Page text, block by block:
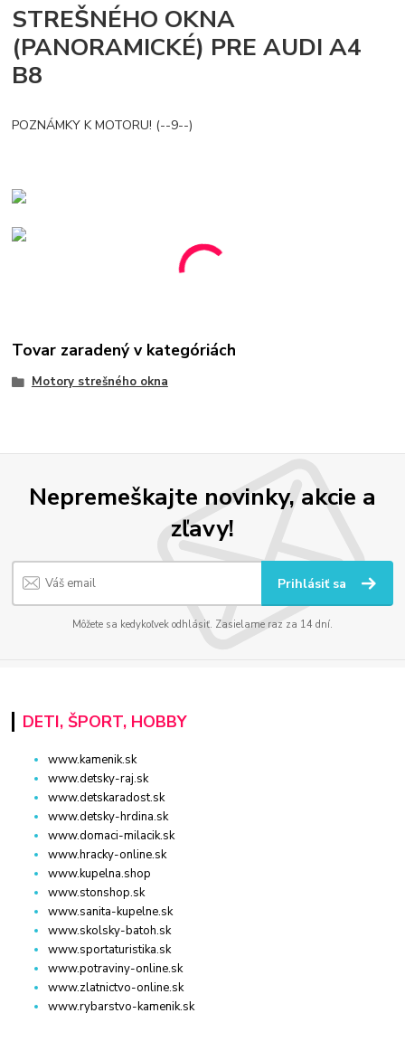
STREŠNÉHO OKNA
(PANORAMICKÉ) PRE AUDI A4
B8
POZNÁMKY K MOTORU! (--9--)
Tovar zaradený v kategóriách
Motory strešného okna
Nepremeškajte novinky, akcie a
zľavy!
Prihlásiť sa
Môžete sa kedykoľvek odhlásiť. Zasielame raz za 14 dní.
DETI, ŠPORT, HOBBY
www.kamenik.sk
www.detsky-raj.sk
www.detskaradost.sk
www.detsky-hrdina.sk
www.domaci-milacik.sk
www.hracky-online.sk
www.kupelna.shop
www.stonshop.sk
www.sanita-kupelne.sk
www.skolsky-batoh.sk
www.sportaturistika.sk
www.potraviny-online.sk
www.zlatnictvo-online.sk
www.rybarstvo-kamenik.sk